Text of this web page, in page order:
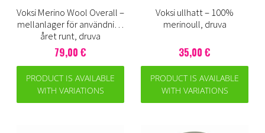
Voksi Merino Wool Overall –
mellanlager för användning
året runt, druva
79,00 €
PRODUCT IS AVAILABLE
WITH VARIATIONS
Voksi ullhatt – 100%
merinoull, druva
35,00 €
PRODUCT IS AVAILABLE
WITH VARIATIONS